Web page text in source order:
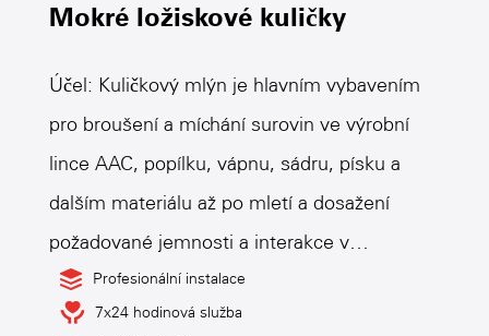
Mokré ložiskové kuličky
Účel: Kuličkový mlýn je hlavním vybavením
pro broušení a míchání surovin ve výrobní
lince AAC, popílku, vápnu, sádru, písku a
dalším materiálu až po mletí a dosažení
požadované jemnosti a interakce v
kuličkovém mlýně, aby se dosáhlo požadavků
na pevnost surovin aac produktů, proto je
Profesionální instalace
7x24 hodinová služba